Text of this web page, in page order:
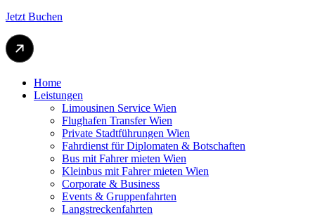
Jetzt Buchen
Home
Leistungen
Limousinen Service Wien
Flughafen Transfer Wien
Private Stadtführungen Wien
Fahrdienst für Diplomaten & Botschaften
Bus mit Fahrer mieten Wien
Kleinbus mit Fahrer mieten Wien
Corporate & Business
Events & Gruppenfahrten
Langstreckenfahrten